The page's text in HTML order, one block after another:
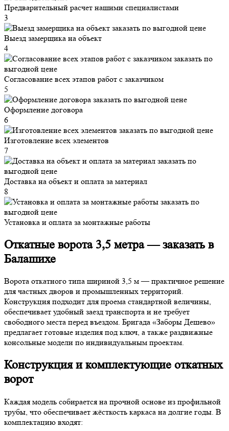
Предварительный расчет нашими специалистами
3
Выезд замерщика на объект
4
Согласование всех этапов работ с заказчиком
5
Оформление договора
6
Изготовление всех элементов
7
Доставка на объект и оплата за материал
8
Установка и оплата за монтажные работы
Откатные ворота 3,5 метра — заказать в
Балашихе
Ворота откатного типа шириной 3,5 м — практичное решение
для частных дворов и промышленных территорий.
Конструкция подходит для проема стандартной величины,
обеспечивает удобный заезд транспорта и не требует
свободного места перед въездом. Бригада «Заборы Дешево»
предлагает готовые изделия под ключ, а также раздвижные
консольные модели по индивидуальным проектам.
Конструкция и комплектующие откатных
ворот
Каждая модель собирается на прочной основе из профильной
трубы, что обеспечивает жёсткость каркаса на долгие годы. В
комплектацию входят: